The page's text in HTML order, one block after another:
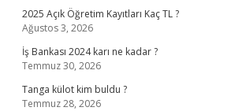
2025 Açık Öğretim Kayıtları Kaç TL ?
Ağustos 3, 2026
İş Bankası 2024 karı ne kadar ?
Temmuz 30, 2026
Tanga külot kim buldu ?
Temmuz 28, 2026